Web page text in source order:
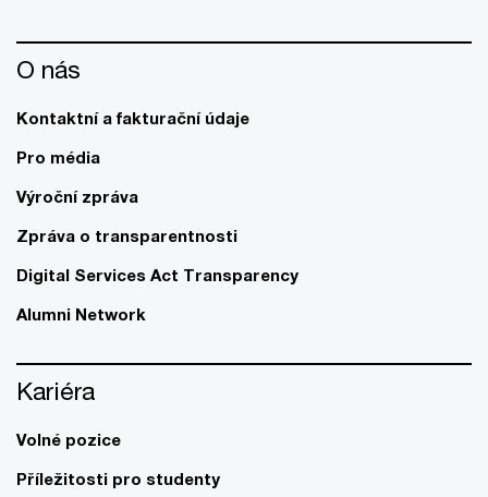
O nás
Kontaktní a fakturační údaje
Pro média
Výroční zpráva
Zpráva o transparentnosti
Digital Services Act Transparency
Alumni Network
Kariéra
Volné pozice
Příležitosti pro studenty